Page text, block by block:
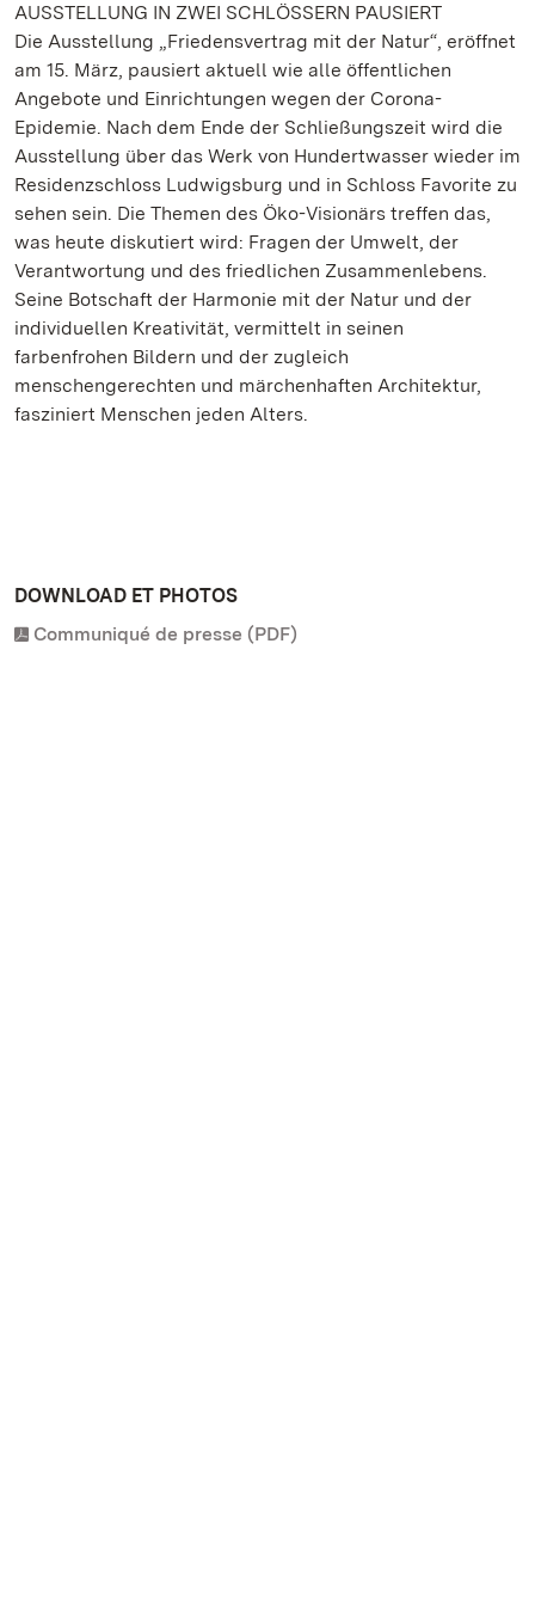
AUSSTELLUNG IN ZWEI SCHLÖSSERN PAUSIERT
Die Ausstellung „Friedensvertrag mit der Natur“, eröffnet
am 15. März, pausiert aktuell wie alle öffentlichen
Angebote und Einrichtungen wegen der Corona-
Epidemie. Nach dem Ende der Schließungszeit wird die
Ausstellung über das Werk von Hundertwasser wieder im
Residenzschloss Ludwigsburg und in Schloss Favorite zu
sehen sein. Die Themen des Öko-Visionärs treffen das,
was heute diskutiert wird: Fragen der Umwelt, der
Verantwortung und des friedlichen Zusammenlebens.
Seine Botschaft der Harmonie mit der Natur und der
individuellen Kreativität, vermittelt in seinen
farbenfrohen Bildern und der zugleich
menschengerechten und märchenhaften Architektur,
fasziniert Menschen jeden Alters.
DOWNLOAD ET PHOTOS
Communiqué de presse (PDF)